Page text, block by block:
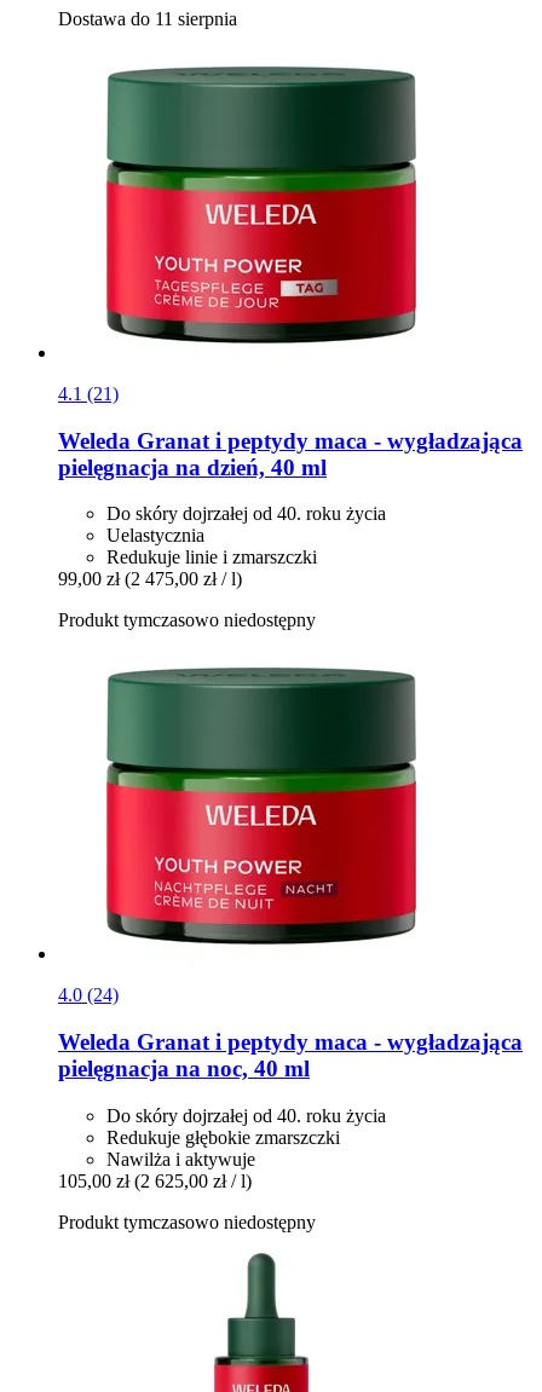
Dostawa do 11 sierpnia
4.1 (21)
Weleda Granat i peptydy maca -​ wygładzająca
pielęgnacja na dzień, 40 ml
Do skóry dojrzałej od 40. roku życia
Uelastycznia
Redukuje linie i zmarszczki
99,00 zł (2 475,00 zł / l)
Produkt tymczasowo niedostępny
4.0 (24)
Weleda Granat i peptydy maca -​ wygładzająca
pielęgnacja na noc, 40 ml
Do skóry dojrzałej od 40. roku życia
Redukuje głębokie zmarszczki
Nawilża i aktywuje
105,00 zł (2 625,00 zł / l)
Produkt tymczasowo niedostępny